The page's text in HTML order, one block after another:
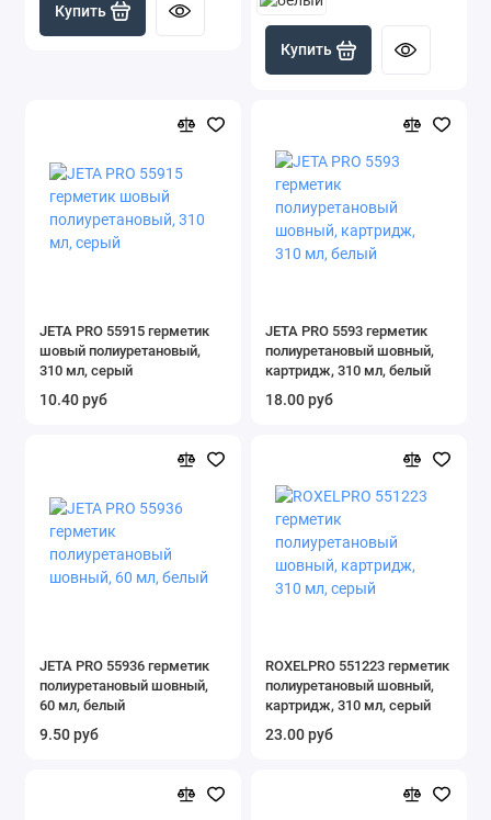
Купить
Купить
JETA PRO 55915 герметик
шовый полиуретановый,
310 мл, серый
10.40 руб
JETA PRO 5593 герметик
полиуретановый шовный,
картридж, 310 мл, белый
18.00 руб
JETA PRO 55936 герметик
полиуретановый шовный,
60 мл, белый
9.50 руб
ROXELPRO 551223 герметик
полиуретановый шовный,
картридж, 310 мл, серый
23.00 руб